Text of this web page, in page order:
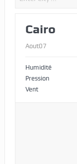
Cairo
Aout07
Humidité
Pression
Vent